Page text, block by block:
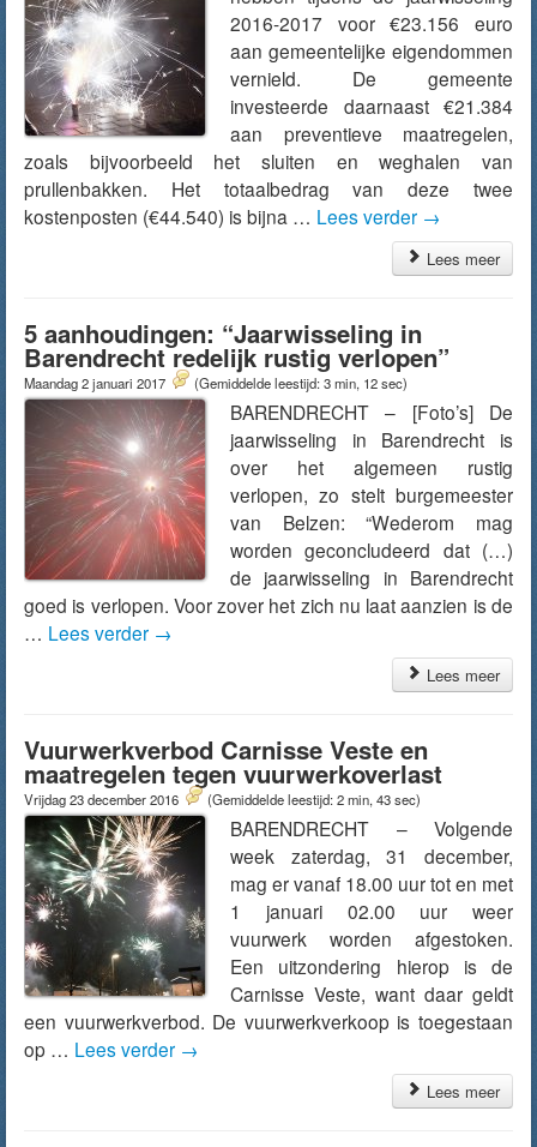
2016-2017 voor €23.156 euro
aan gemeentelijke eigendommen
vernield. De gemeente
investeerde daarnaast €21.384
aan preventieve maatregelen,
zoals bijvoorbeeld het sluiten en weghalen van
prullenbakken. Het totaalbedrag van deze twee
kostenposten (€44.540) is bijna … Lees verder →
Lees meer
5 aanhoudingen: “Jaarwisseling in
Barendrecht redelijk rustig verlopen”
Maandag 2 januari 2017 (Gemiddelde leestijd: 3 min, 12 sec)
BARENDRECHT – [Foto’s] De
jaarwisseling in Barendrecht is
over het algemeen rustig
verlopen, zo stelt burgemeester
van Belzen: “Wederom mag
worden geconcludeerd dat (…)
de jaarwisseling in Barendrecht
goed is verlopen. Voor zover het zich nu laat aanzien is de
… Lees verder →
Lees meer
Vuurwerkverbod Carnisse Veste en
maatregelen tegen vuurwerkoverlast
Vrijdag 23 december 2016 (Gemiddelde leestijd: 2 min, 43 sec)
BARENDRECHT – Volgende
week zaterdag, 31 december,
mag er vanaf 18.00 uur tot en met
1 januari 02.00 uur weer
vuurwerk worden afgestoken.
Een uitzondering hierop is de
Carnisse Veste, want daar geldt
een vuurwerkverbod. De vuurwerkverkoop is toegestaan
op … Lees verder →
Lees meer